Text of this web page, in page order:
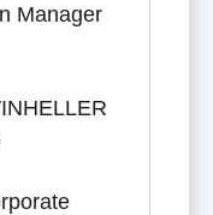
Manager